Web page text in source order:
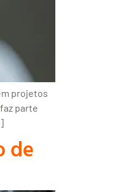
projetos
parte
de